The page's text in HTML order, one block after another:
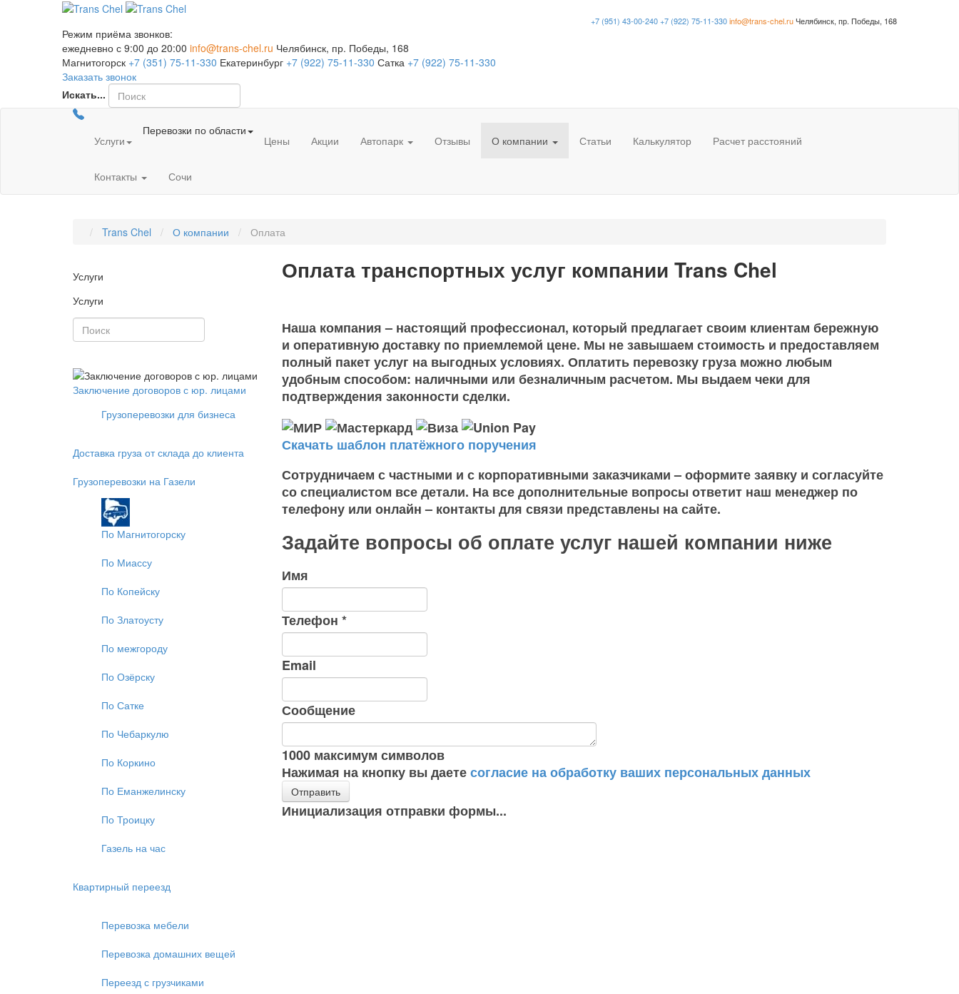
+7 (951) 43-00-240+7 (922) 75-11-330info@trans-chel.ruЧелябинск, пр. Победы, 168
Режим приёма звонков:
ежедневно с 9:00 до 20:00 info@trans-chel.ru Челябинск, пр. Победы, 168
Магнитогорск +7 (351) 75-11-330 Екатеринбург +7 (922) 75-11-330 Сатка +7 (922) 75-11-330
Заказать звонок
Искать...
Услуги
Перевозки по области
Цены Акции Автопарк Отзывы О компании Статьи Калькулятор Расчет расстояний
Контакты Сочи
Trans Chel О компании Оплата
Оплата транспортных услуг компании Trans Chel
Наша компания – настоящий профессионал, который предлагает своим клиентам бережную
и оперативную доставку по приемлемой цене. Мы не завышаем стоимость и предоставляем
полный пакет услуг на выгодных условиях. Оплатить перевозку груза можно любым
удобным способом: наличными или безналичным расчетом. Мы выдаем чеки для
подтверждения законности сделки.
Скачать шаблон платёжного поручения
Сотрудничаем с частными и с корпоративными заказчиками – оформите заявку и согласуйте
со специалистом все детали. На все дополнительные вопросы ответит наш менеджер по
телефону или онлайн – контакты для связи представлены на сайте.
Задайте вопросы об оплате услуг нашей компании ниже
Имя
Телефон *
Email
Сообщение
1000максимум символов
Нажимая на кнопку вы даетесогласие на обработку ваших персональных данных
Отправить
Инициализация отправки формы...
Услуги
Услуги
Заключение договоров с юр. лицами
Грузоперевозки для бизнеса
Доставка груза от склада до клиента
Грузоперевозки на Газели
По Магнитогорску
По Миассу
По Копейску
По Златоусту
По межгороду
По Озёрску
По Сатке
По Чебаркулю
По Коркино
По Еманжелинску
По Троицку
Газель на час
Квартирный переезд
Перевозка мебели
Перевозка домашних вещей
Переезд с грузчиками